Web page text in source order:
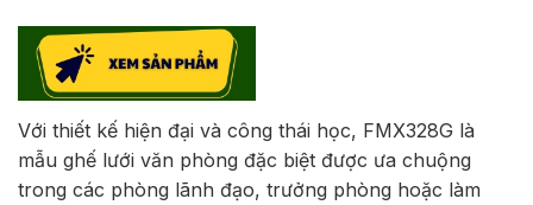
Với thiết kế hiện đại và công thái học, FMX328G là
mẫu ghế lưới văn phòng đặc biệt được ưa chuộng
trong các phòng lãnh đạo, trưởng phòng hoặc làm